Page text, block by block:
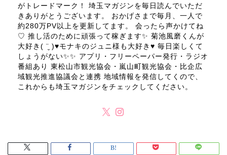
がトレードマーク！ 埼玉マガジンを毎日読んでいただ
きありがとうございます。 おかげさまで毎月、一人で
約280万PV以上を更新してます。 会ったら声かけてね
♡ 推し活のために頑張って稼ぎます✨ 菊池風磨くんが
大好き( ¨̮ )♥モナキのジュニ様も大好き♥ 毎日楽しくて
しょうがない✨✨ アプリ・フリーペーパー発行・ラジオ
番組あり 東松山市観光協会・嵐山町観光協会・比企広
域観光推進協議会と連携 地域情報を発信してくので、
これからも埼玉マガジンをチェックしてください。